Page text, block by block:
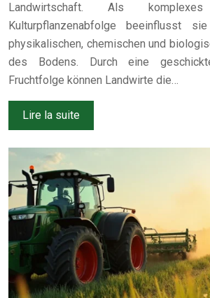
Landwirtschaft. Als
Kulturpflanzenabfolge beeinflusst
physikalischen, chemischen und
des Bodens. Durch eine
Fruchtfolge können Landwirte die…
Lire la suite